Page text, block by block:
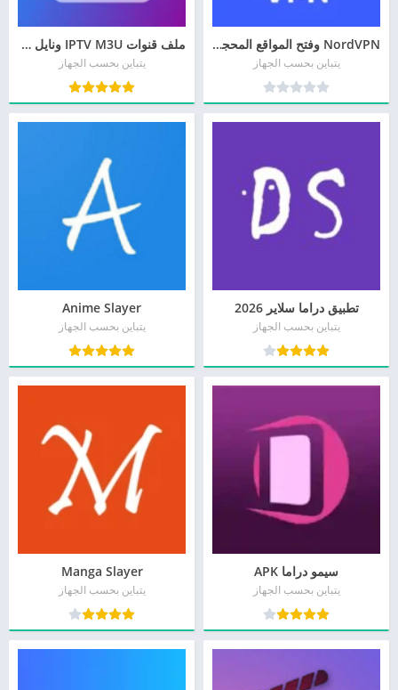
NordVPN وفتح المواقع المحجوبة
يتباين بحسب الجهاز
ملف قنوات IPTV M3U ونايل سات
يتباين بحسب الجهاز
تطبيق دراما سلاير 2026
يتباين بحسب الجهاز
Anime Slayer
يتباين بحسب الجهاز
سيمو دراما APK
يتباين بحسب الجهاز
Manga Slayer
يتباين بحسب الجهاز